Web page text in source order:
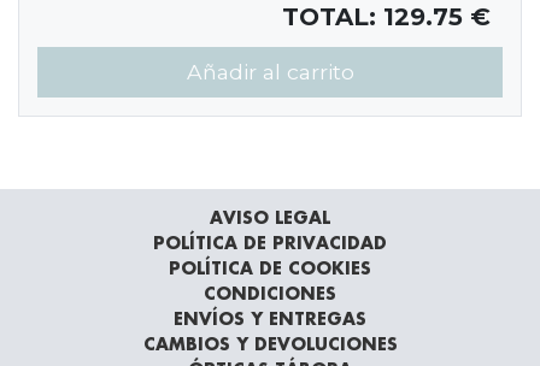
TOTAL: 129.75 €
Añadir al carrito
AVISO LEGAL
POLÍTICA DE PRIVACIDAD
POLÍTICA DE COOKIES
CONDICIONES
ENVÍOS Y ENTREGAS
CAMBIOS Y DEVOLUCIONES